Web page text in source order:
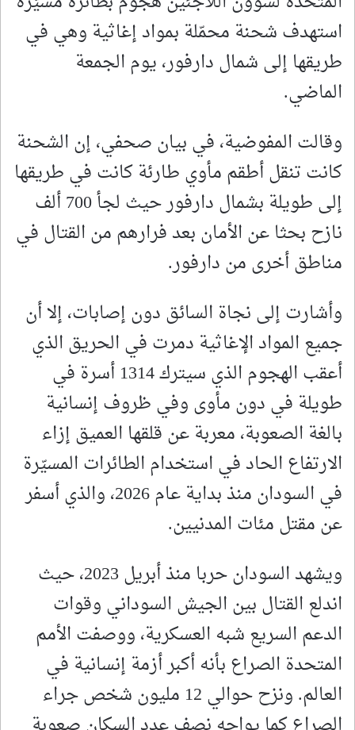
استهدف شحنة محمّلة بمواد إغاثية وهي في
طريقها إلى شمال دارفور، يوم الجمعة
الماضي.
وقالت المفوضية، في بيان صحفي، إن الشحنة
كانت تنقل أطقم مأوي طارئة كانت في طريقها
إلى طويلة بشمال دارفور حيث لجأ 700 ألف
نازح بحثا عن الأمان بعد فرارهم من القتال في
مناطق أخرى من دارفور.
وأشارت إلى نجاة السائق دون إصابات، إلا أن
جميع المواد الإغاثية دمرت في الحريق الذي
أعقب الهجوم الذي سيترك 1314 أسرة في
طويلة في دون مأوى وفي ظروف إنسانية
بالغة الصعوبة، معربة عن قلقها العميق إزاء
الارتفاع الحاد في استخدام الطائرات المسيّرة
في السودان منذ بداية عام 2026، والذي أسفر
عن مقتل مئات المدنيين.
ويشهد السودان حربا منذ أبريل 2023، حيث
اندلع القتال بين الجيش السوداني وقوات
الدعم السريع شبه العسكرية، ووصفت الأمم
المتحدة الصراع بأنه أكبر أزمة إنسانية في
العالم. ونزح حوالي 12 مليون شخص جراء